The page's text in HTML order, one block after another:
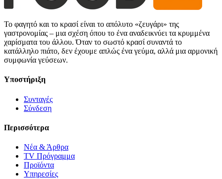
Το φαγητό και το κρασί είναι το απόλυτο «ζευγάρι» της
γαστρονομίας – μια σχέση όπου το ένα αναδεικνύει τα κρυμμένα
χαρίσματα του άλλου. Όταν το σωστό κρασί συναντά το
κατάλληλο πιάτο, δεν έχουμε απλώς ένα γεύμα, αλλά μια αρμονική
συμφωνία γεύσεων.
Υποστήριξη
Συνταγές
Σύνδεση
Περισσότερα
Νέα & Άρθρα
TV Πρόγραμμα
Προϊόντα
Υπηρεσίες